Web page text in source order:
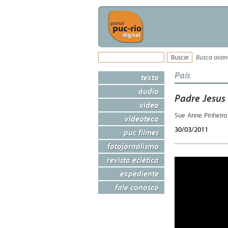
Busca
texto
áudio
vídeo
videoteca
puc filmes
fotojornalismo
revista eclética
expediente
fale conosco
País
Padre
Sue Anne
30/03/2011